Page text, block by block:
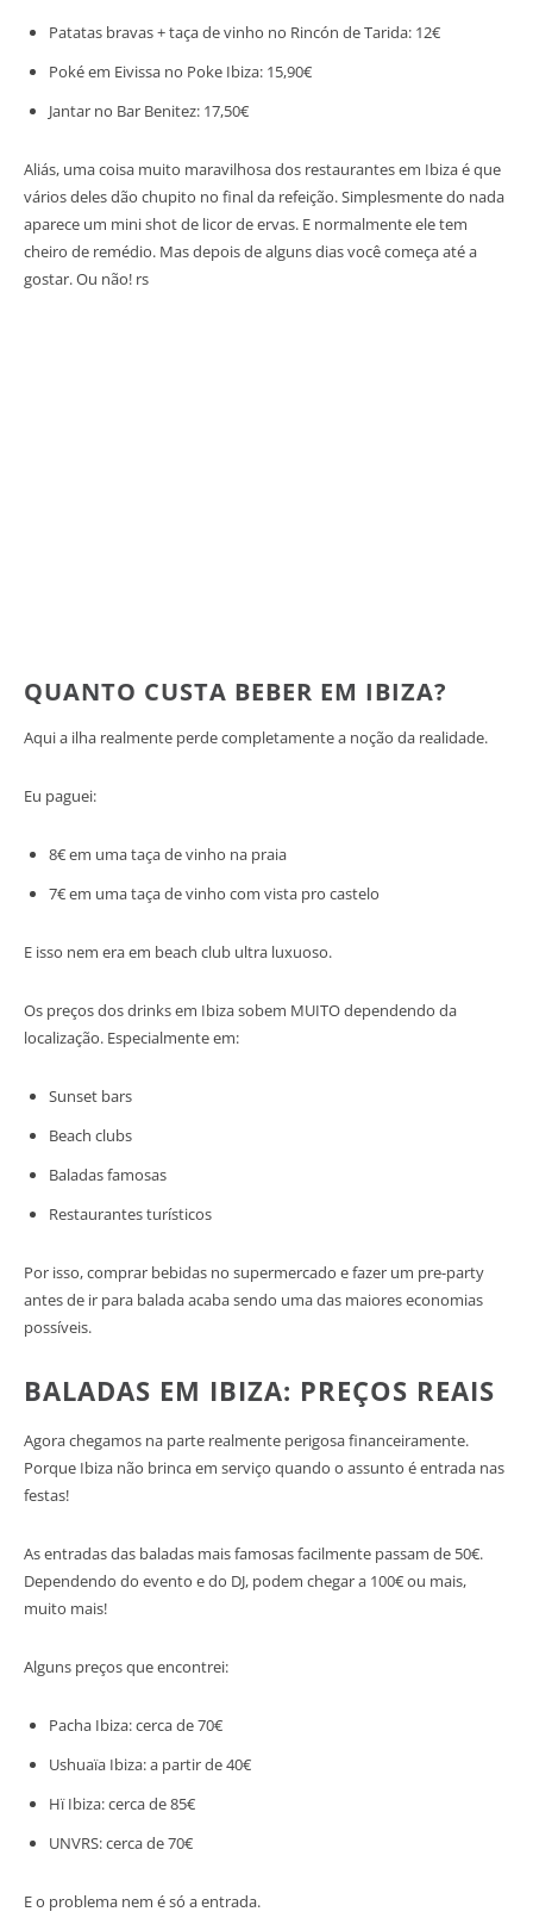
Patatas bravas + taça de vinho no Rincón de Tarida: 12€
Poké em Eivissa no Poke Ibiza: 15,90€
Jantar no Bar Benitez: 17,50€
Aliás, uma coisa muito maravilhosa dos restaurantes em Ibiza é que
vários deles dão chupito no final da refeição. Simplesmente do nada
aparece um mini shot de licor de ervas. E normalmente ele tem
cheiro de remédio. Mas depois de alguns dias você começa até a
gostar. Ou não! rs
QUANTO CUSTA BEBER EM IBIZA?
Aqui a ilha realmente perde completamente a noção da realidade.
Eu paguei:
8€ em uma taça de vinho na praia
7€ em uma taça de vinho com vista pro castelo
E isso nem era em beach club ultra luxuoso.
Os preços dos drinks em Ibiza sobem MUITO dependendo da
localização. Especialmente em:
Sunset bars
Beach clubs
Baladas famosas
Restaurantes turísticos
Por isso, comprar bebidas no supermercado e fazer um pre-party
antes de ir para balada acaba sendo uma das maiores economias
possíveis.
BALADAS EM IBIZA: PREÇOS REAIS
Agora chegamos na parte realmente perigosa financeiramente.
Porque Ibiza não brinca em serviço quando o assunto é entrada nas
festas!
As entradas das baladas mais famosas facilmente passam de 50€.
Dependendo do evento e do DJ, podem chegar a 100€ ou mais,
muito mais!
Alguns preços que encontrei:
Pacha Ibiza: cerca de 70€
Ushuaïa Ibiza: a partir de 40€
Hï Ibiza: cerca de 85€
UNVRS: cerca de 70€
E o problema nem é só a entrada.